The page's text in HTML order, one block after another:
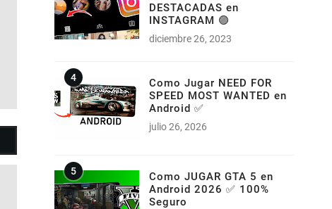
DESTACADAS en
INSTAGRAM 🟣
diciembre 26, 2023
Como Jugar NEED FOR
SPEED MOST WANTED en
Android ✅
julio 26, 2026
Como JUGAR GTA 5 en
Android 2026 ✅ 100%
Seguro